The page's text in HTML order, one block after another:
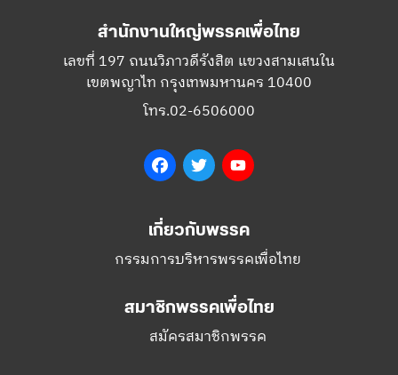
สำนักงานใหญ่พรรคเพื่อไทย
เลขที่ 197 ถนนวิภาวดีรังสิต แขวงสามเสนใน
เขตพญาไท กรุงเทพมหานคร 10400
โทร.02-6506000
FacebookTwitter
เกี่ยวกับพรรค
กรรมการบริหารพรรคเพื่อไทย
สมาชิกพรรคเพื่อไทย
สมัครสมาชิกพรรค